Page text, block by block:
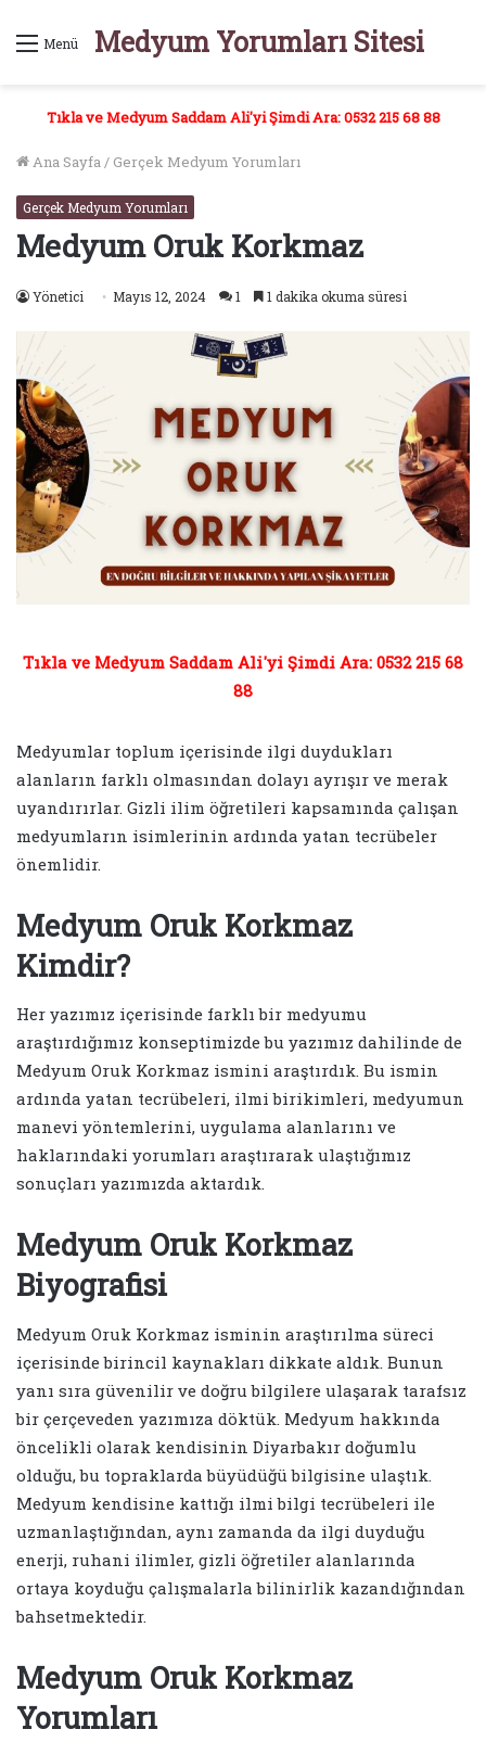
Menü Medyum Yorumları Sitesi
Tıkla ve Medyum Saddam Ali'yi Şimdi Ara: 0532 215 68 88
Ana Sayfa/ Gerçek Medyum Yorumları
Gerçek Medyum Yorumları
Medyum Oruk Korkmaz
Yönetici Mayıs 12, 2024 1 1 dakika okuma süresi
Tıkla ve Medyum Saddam Ali'yi Şimdi Ara: 0532 215 68
88
Medyumlar toplum içerisinde ilgi duydukları
alanların farklı olmasından dolayı ayrışır ve merak
uyandırırlar. Gizli ilim öğretileri kapsamında çalışan
medyumların isimlerinin ardında yatan tecrübeler
önemlidir.
Medyum Oruk Korkmaz
Kimdir?
Her yazımız içerisinde farklı bir medyumu
araştırdığımız konseptimizde bu yazımız dahilinde de
Medyum Oruk Korkmaz ismini araştırdık. Bu ismin
ardında yatan tecrübeleri, ilmi birikimleri, medyumun
manevi yöntemlerini, uygulama alanlarını ve
haklarındaki yorumları araştırarak ulaştığımız
sonuçları yazımızda aktardık.
Medyum Oruk Korkmaz
Biyografisi
Medyum Oruk Korkmaz isminin araştırılma süreci
içerisinde birincil kaynakları dikkate aldık. Bunun
yanı sıra güvenilir ve doğru bilgilere ulaşarak tarafsız
bir çerçeveden yazımıza döktük. Medyum hakkında
öncelikli olarak kendisinin Diyarbakır doğumlu
olduğu, bu topraklarda büyüdüğü bilgisine ulaştık.
Medyum kendisine kattığı ilmi bilgi tecrübeleri ile
uzmanlaştığından, aynı zamanda da ilgi duyduğu
enerji, ruhani ilimler, gizli öğretiler alanlarında
ortaya koyduğu çalışmalarla bilinirlik kazandığından
bahsetmektedir.
Medyum Oruk Korkmaz
Yorumları